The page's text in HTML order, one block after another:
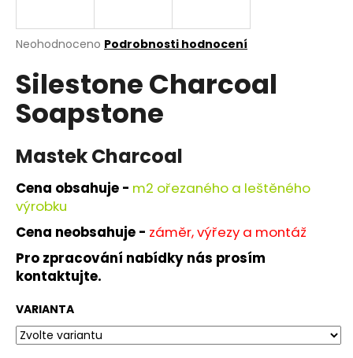
Průměrné
produktu
je
0,0
z
hvězdiček.
Neohodnoceno Podrobnosti hodnocení
Silestone Charcoal
Soapstone
Mastek Charcoal
Cena obsahuje - m2 ořezaného a leštěného
výrobku
Cena neobsahuje - záměr, výřezy a montáž
Pro zpracování nabídky nás prosím
kontaktujte.
VARIANTA
j
t
?
HLEDAT
D
o
p
o
r
u